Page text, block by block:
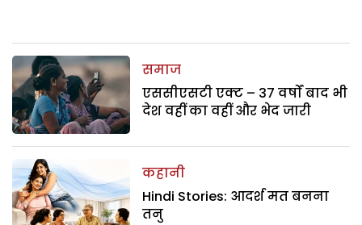
समाज
एससीएसटी एक्ट – 37 वर्षों बाद भी
देश वहीं का वहीं और भेद जारी
कहानी
Hindi Stories: आदर्श मत बनना
तनु